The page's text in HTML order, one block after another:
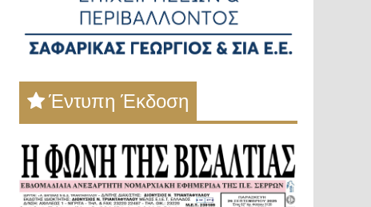
Έντυπη Έκδοση